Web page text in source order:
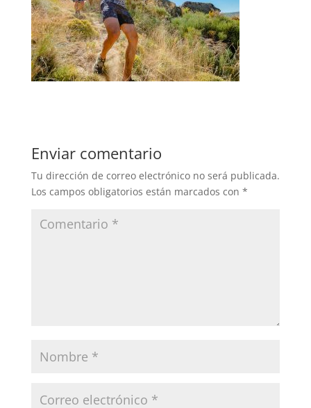
Enviar comentario
Tu dirección de correo electrónico no será publicada.
Los campos obligatorios están marcados con *